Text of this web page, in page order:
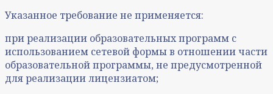
Указанное требование не применяется:
при реализации образовательных программ с
использованием сетевой формы в отношении части
образовательной программы, не предусмотренной
для реализации лицензиатом;